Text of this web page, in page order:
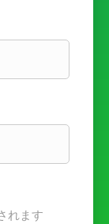
れます